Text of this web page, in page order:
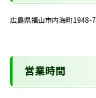
広島県福山市内海町1948-7
営業時間